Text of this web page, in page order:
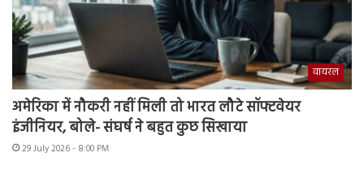
वायरल
अमेरिका में नौकरी नहीं मिली तो भारत लौटे सॉफ्टवेयर
इंजीनियर, बोले- संघर्ष ने बहुत कुछ सिखाया
29 July 2026 - 8:00 PM